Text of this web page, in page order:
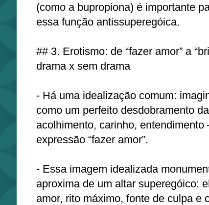
(como a bupropiona) é importante
essa função antissuperegóica.
## 3. Erotismo: de “fazer amor” a
drama x sem drama
- Há uma idealização comum:
como um perfeito desdobramento
acolhimento, carinho, entendimento
expressão “fazer amor”.
- Essa imagem idealizada
aproxima de um altar superegóico:
amor, rito máximo, fonte de culpa e